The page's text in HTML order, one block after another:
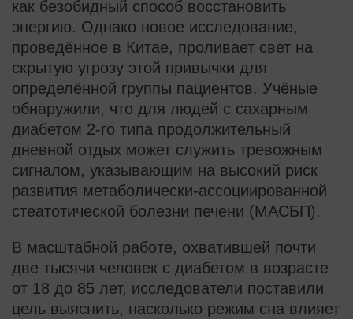
как безобидный способ восстановить
энергию. Однако новое исследование,
проведённое в Китае, проливает свет на
скрытую угрозу этой привычки для
определённой группы пациентов. Учёные
обнаружили, что для людей с сахарным
диабетом 2-го типа продолжительный
дневной отдых может служить тревожным
сигналом, указывающим на высокий риск
развития метаболически-ассоциированной
стеатотической болезни печени (МАСБП).
В масштабной работе, охватившей почти
две тысячи человек с диабетом в возрасте
от 18 до 85 лет, исследователи поставили
цель выяснить, насколько режим сна влияет